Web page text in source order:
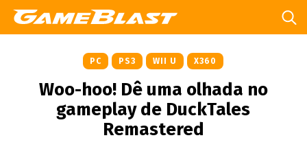
PC PS3 WII U X360
Woo-hoo! Dê uma olhada no
gameplay de DuckTales
Remastered